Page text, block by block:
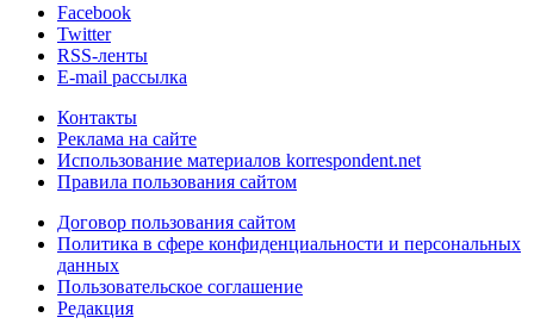
Facebook
Twitter
RSS-ленты
E-mail рассылка
Контакты
Реклама на сайте
Использование материалов korrespondent.net
Правила пользования сайтом
Договор пользования сайтом
Политика в сфере конфиденциальности и персональных
данных
Пользовательское соглашение
Редакция